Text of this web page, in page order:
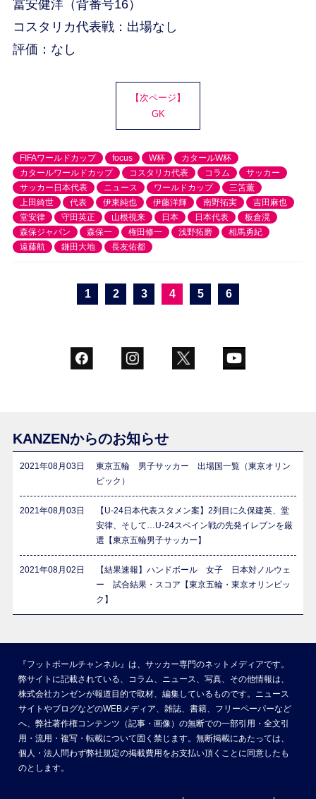
冨安健洋（背番号16）
コスタリカ代表戦：出場なし
評価：なし
【次ページ】
GK
FIFAワールドカップ focus W杯
カタールW杯
カタールワールドカップ
コスタリカ代表 コラム
サッカー
サッカー日本代表
ニュース ワールドカップ
三笘薫
上田綺世
代表 伊東純也 伊藤洋輝 南野拓実
吉田麻也
堂安律
守田英正 山根視来 日本 日本代表
板倉滉
森保ジャパン
森保一 権田修一 浅野拓磨
相馬勇紀
遠藤航
鎌田大地 長友佑都
1 2 3 4 5 6
KANZENからのお知らせ
2021年08月03日
東京五輪 男子サッカー 出場国一覧（東京オリン
ピック）
2021年08月03日
【U-24日本代表スタメン案】2列目に久保建英、堂
安律、そして…U-24スペイン戦の先発イレブンを厳
選【東京五輪男子サッカー】
2021年08月02日
【結果速報】ハンドボール 女子 日本対ノルウェ
ー 試合結果・スコア【東京五輪・東京オリンピッ
ク】
『フットボールチャンネル』は、サッカー専門のネットメディアです。
弊サイトに記載されている、コラム、ニュース、写真、その他情報は、
株式会社カンゼンが報道目的で取材、編集しているものです。ニュース
サイトやブログなどのWEBメディア、雑誌、書籍、フリーペーパーなど
へ、弊社著作権コンテンツ（記事・画像）の無断での一部引用・全文引
用・流用・複写・転載について固く禁じます。無断掲載にあたっては、
個人・法人問わず弊社規定の掲載費用をお支払い頂くことに同意したも
のとします。